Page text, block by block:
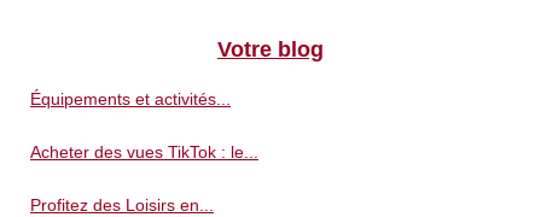
Votre blog
Équipements et activités...
Acheter des vues TikTok : le...
Profitez des Loisirs en...